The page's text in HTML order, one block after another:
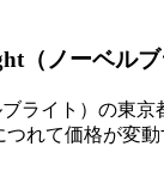
（ノーベル
ライト）の東
れて価格が変